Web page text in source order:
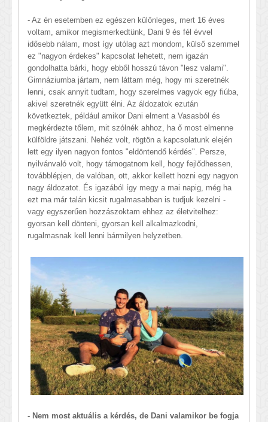
- Az én esetemben ez egészen különleges, mert 16 éves
voltam, amikor megismerkedtünk, Dani 9 és fél évvel
idősebb nálam, most így utólag azt mondom, külső szemmel
ez "nagyon érdekes" kapcsolat lehetett, nem igazán
gondolhatta bárki, hogy ebből hosszú távon "lesz valami".
Gimnáziumba jártam, nem láttam még, hogy mi szeretnék
lenni, csak annyit tudtam, hogy szerelmes vagyok egy fiúba,
akivel szeretnék együtt élni. Az áldozatok ezután
következtek, például amikor Dani elment a Vasasból és
megkérdezte tőlem, mit szólnék ahhoz, ha ő most elmenne
külföldre játszani. Nehéz volt, rögtön a kapcsolatunk elején
lett egy ilyen nagyon fontos "eldöntendő kérdés". Persze,
nyilvánvaló volt, hogy támogatnom kell, hogy fejlődhessen,
továbblépjen, de valóban, ott, akkor kellett hozni egy nagyon
nagy áldozatot. És igazából így megy a mai napig, még ha
ezt ma már talán kicsit rugalmasabban is tudjuk kezelni -
vagy egyszerűen hozzászoktam ehhez az életvitelhez:
gyorsan kell dönteni, gyorsan kell alkalmazkodni,
rugalmasnak kell lenni bármilyen helyzetben.
- Nem most aktuális a kérdés, de Dani valamikor be fogja